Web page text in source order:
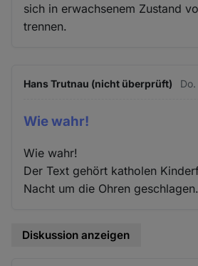
sich in erwachsenem Zustand
trennen.
Hans Trutnau (nicht überprüft)
Wie wahr!
Wie wahr!
Der Text gehört katholen
Nacht um die Ohren geschlagen.
Diskussion anzeigen